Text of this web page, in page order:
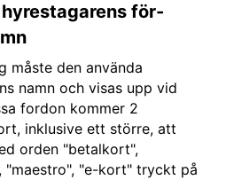
för-
måste den använda
namn och visas upp vid
fordon kommer 2
inklusive ett större, att
orden "betalkort",
"maestro", "e-kort" tryckt på